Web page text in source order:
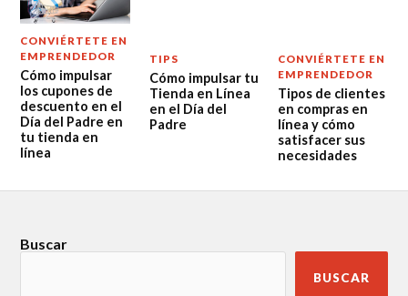
CONVIÉRTETE EN
EMPRENDEDOR
Cómo impulsar
los cupones de
descuento en el
Día del Padre en
tu tienda en
línea
TIPS
Cómo impulsar tu
Tienda en Línea
en el Día del
Padre
CONVIÉRTETE EN
EMPRENDEDOR
Tipos de clientes
en compras en
línea y cómo
satisfacer sus
necesidades
Buscar
BUSCAR